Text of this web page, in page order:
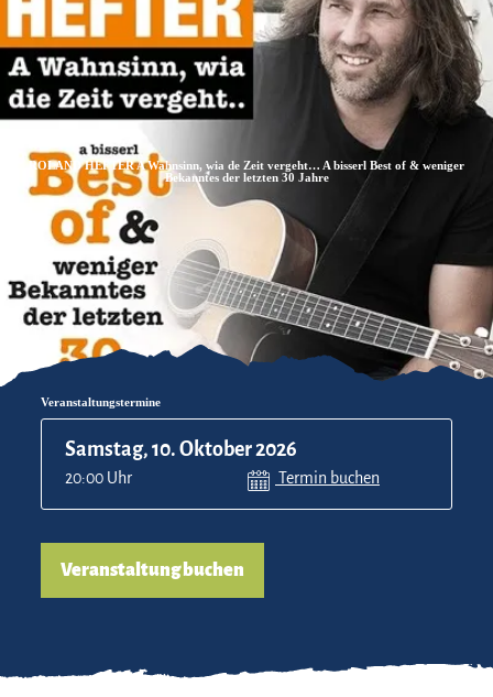
Zum
Inhalt
Zur
Suche
Zum
Footer
ROLAND HEFTER A Wahnsinn, wia de Zeit vergeht… A bisserl Best of & weniger
Bekanntes der letzten 30 Jahre
Veranstaltungstermine
Samstag, 10. Oktober 2026
20:00 Uhr Termin buchen
Veranstaltung buchen